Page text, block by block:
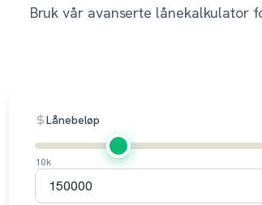
Bruk vår avanserte lånekalkulator
Lånebeløp
10k